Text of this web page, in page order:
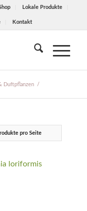
Lokale Produkte
Kontakt
Duftpflanzen
/
pro Seite